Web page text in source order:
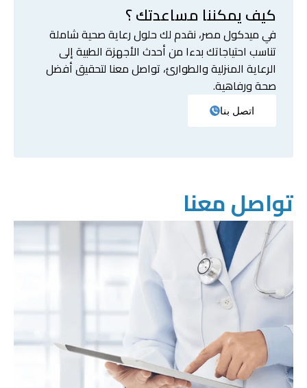
كيف يمكننا مساعدتك ؟
في ميدكول مصر، نقدم لك حلول رعاية صحية شاملة
تناسب احتياجاتك بدءا من أحدث الأجهزة الطبية إلى
الرعاية المنزلية والطوارئ، تواصل معنا لتحقيق أفضل
صحة ورفاهية.
اتصل بنا
تواصل معنا